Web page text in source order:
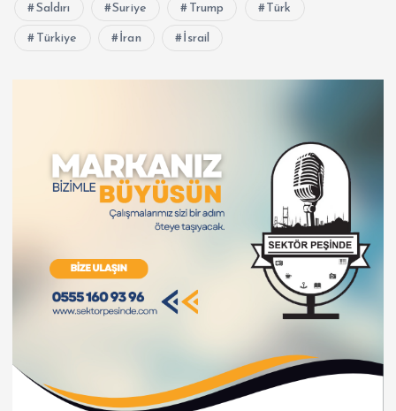
Saldırı Suriye Trump Türk
Türkiye İran İsrail